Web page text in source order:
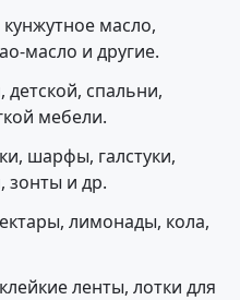
масло,
масло и другие.
спальни,
мебели.
шарфы, галстуки,
зонты и др.
лимонады, кола,
ленты, лотки для